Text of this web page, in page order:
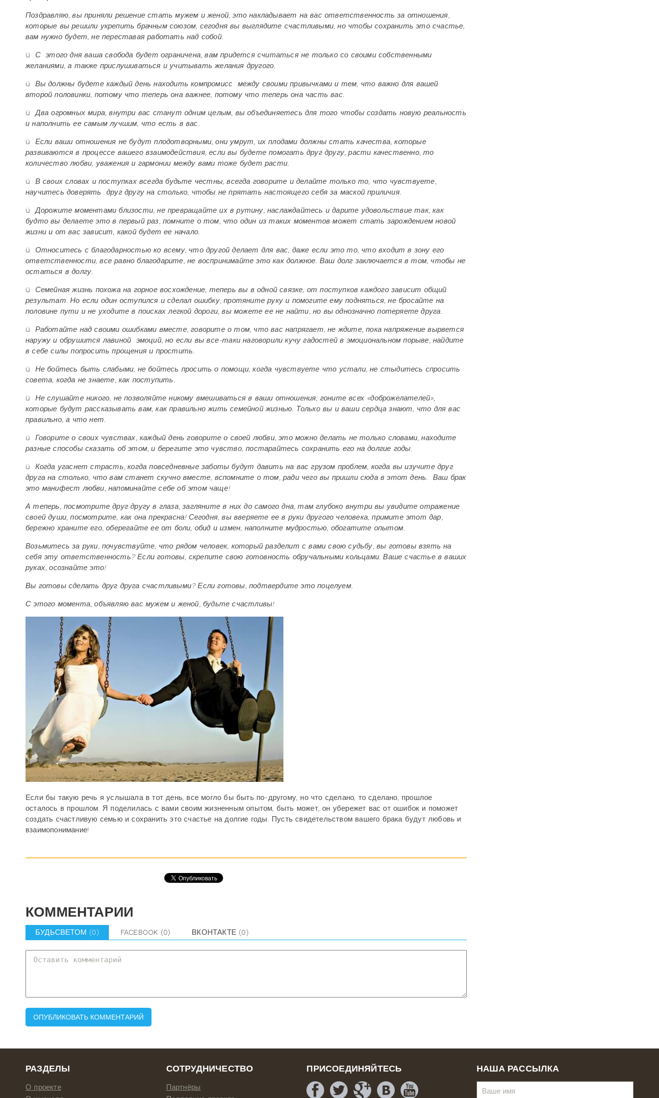
Поздравляю, вы приняли решение стать мужем и женой, это накладывает на вас ответственность за отношения,
которые вы решили укрепить брачным союзом, сегодня вы выглядите счастливыми, но чтобы сохранить это счастье,
вам нужно будет, не переставая работать над собой.
ü Сэтого дня ваша свобода будет ограничена, вам придется считаться не только со своими собственными
желаниями, а также прислушиваться и учитывать желания другого.
ü Вы должны будете каждый день находить компромисс между своими привычками и тем, что важно для вашей
второй половинки, потому что теперь она важнее, потому что теперь она часть вас.
ü
Два огромных мира, внутри вас станут одним целым, вы объединяетесь для того чтобы создать новую реальность
и наполнить ее самым лучшим, что есть в вас.
ü
Если ваши отношения не будут плодотворными, они умрут, их плодами должны стать качества, которые
развиваются в процессе вашего взаимодействия, если вы будете помогать друг другу, расти качественно, то
количество любви, уважения и гармонии между вами тоже будет расти.
ü
В своих словах и поступках всегда будьте честны, всегда говорите и делайте только то, что чувствуете,
научитесь доверять друг другу на столько, чтобы не прятать настоящего себя за маской приличия.
ü
Дорожите моментами близости, не превращайте их в рутину, наслаждайтесь и дарите удовольствие так, как
будто вы делаете это в первый раз, помните о том, что один из таких моментов может стать зарождением новой
жизни и от вас зависит, какой будет ее начало.
ü
Относитесь с благодарностью ко всему, что другой делает для вас, даже если это то, что входит в зону его
ответственности, все равно благодарите, не воспринимайте это как должное. Ваш долг заключается в том, чтобы не
остаться в долгу.
ü
Семейная жизнь похожа на горное восхождение, теперь вы в одной связке, от поступков каждого зависит общий
результат. Но если один оступился и сделал ошибку, протяните руку и помогите ему подняться, не бросайте на
половине пути и не уходите в поисках легкой дороги, вы можете ее не найти, но вы однозначно потеряете друга.
ü
Работайте над своими ошибками вместе, говорите о том, что вас напрягает, не ждите, пока напряжение вырвется
наружу и обрушится лавиной эмоций, но если вы все-таки наговорили кучу гадостей в эмоциональном порыве, найдите
в себе силы попросить прощения и простить.
ü
Не бойтесь быть слабыми, не бойтесь просить о помощи, когда чувствуете что устали, не стыдитесь спросить
совета, когда не знаете, как поступить.
ü
Не слушайте никого, не позволяйте никому вмешиваться в ваши отношения, гоните всех «доброжелателей»,
которые будут рассказывать вам, как правильно жить семейной жизнью. Только вы и ваши сердца знают, что для вас
правильно, а что нет.
ü
Говорите о своих чувствах, каждый день говорите о своей любви, это можно делать не только словами, находите
разные способы сказать об этом, и берегите это чувство, постарайтесь сохранить его на долгие годы.
ü
Когда угаснет страсть, когда повседневные заботы будут давить на вас грузом проблем, когда вы изучите друг
друга на столько, что вам станет скучно вместе, вспомните о том, ради чего вы пришли сюда в этот день. Ваш брак
это манифест любви, напоминайте себе об этом чаще!
А теперь, посмотрите друг другу в глаза, загляните в них до самого дна, там глубоко внутри вы увидите отражение
своей души, посмотрите, как она прекрасна! Сегодня, вы вверяете ее в руки другого человека, примите этот дар,
бережно храните его, оберегайте ее от боли, обид и измен, наполните мудростью, обогатите опытом.
Возьмитесь за руки, почувствуйте, что рядом человек, который разделит с вами свою судьбу, вы готовы взять на
себя эту ответственность? Если готовы, скрепите свою готовность обручальными кольцами. Ваше счастье в ваших
руках, осознайте это!
Вы готовы сделать друг друга счастливыми? Если готовы, подтвердите это поцелуем.
С этого момента, объявляю вас мужем и женой, будьте счастливы!
Если бы такую речь я услышала в тот день, все могло бы быть по-другому, но что сделано, то сделано, прошлое
осталось в прошлом. Я поделилась с вами своим жизненным опытом, быть может, он убережет вас от ошибок и поможет
создать счастливую семью и сохранить это счастье на долгие годы. Пусть свидетельством вашего брака будут любовь и
взаимопонимание!
КОММЕНТАРИИ
БУДЬСВЕТОМ (0) FACEBOOK (0) ВКОНТАКТЕ (0)
РАЗДЕЛЫ
О проекте
СОТРУДНИЧЕСТВО
Партнёры
ПРИСОЕДИНЯЙТЕСЬ НАША РАССЫЛКА